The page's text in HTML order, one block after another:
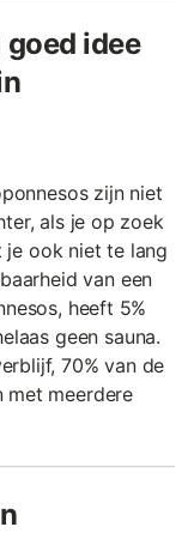
idee
zijn niet
als je op zoek
je ook niet te lang
van een
heeft 5%
geen sauna.
70% van de
met meerdere